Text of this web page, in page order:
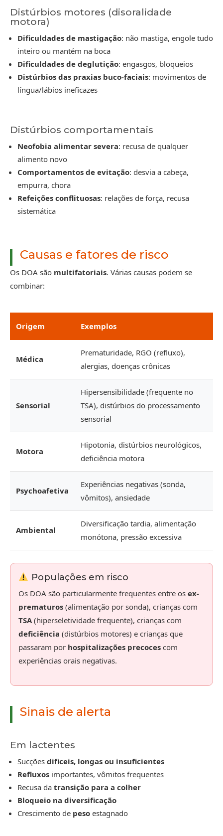
Distúrbios motores (disoralidade
motora)
Dificuldades de mastigação: não mastiga, engole tudo
inteiro ou mantém na boca
Dificuldades de deglutição: engasgos, bloqueios
Distúrbios das praxias buco-faciais: movimentos de
língua/lábios ineficazes
Distúrbios comportamentais
Neofobia alimentar severa: recusa de qualquer
alimento novo
Comportamentos de evitação: desvia a cabeça,
empurra, chora
Refeições conflituosas: relações de força, recusa
sistemática
Causas e fatores de risco
Os DOA são multifatoriais. Várias causas podem se
combinar:
Origem Exemplos
Médica
Prematuridade, RGO (refluxo),
alergias, doenças crônicas
Sensorial
Hipersensibilidade (frequente no
TSA), distúrbios do processamento
sensorial
Motora
Hipotonia, distúrbios neurológicos,
deficiência motora
Psychoafetiva
Experiências negativas (sonda,
vômitos), ansiedade
Ambiental
Diversificação tardia, alimentação
monótona, pressão excessiva
Populações em risco
Os DOA são particularmente frequentes entre os ex-
prematuros (alimentação por sonda), crianças com
TSA (hiperseletividade frequente), crianças com
deficiência (distúrbios motores) e crianças que
passaram por hospitalizações precoces com
experiências orais negativas.
Sinais de alerta
Em lactentes
Sucções dificeis, longas ou insuficientes
Refluxos importantes, vômitos frequentes
Recusa da transição para a colher
Bloqueio na diversificação
Crescimento de peso estagnado